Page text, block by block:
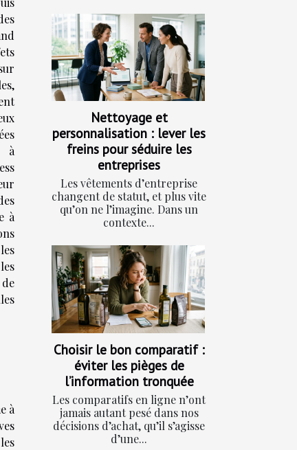
à
à
à
Nettoyage et
personnalisation : lever les
freins pour séduire les
entreprises
Les vêtements d’entreprise
changent de statut, et plus vite
qu’on ne l’imagine. Dans un
contexte...
Choisir le bon comparatif :
éviter les pièges de
l’information tronquée
Les comparatifs en ligne n’ont
jamais autant pesé dans nos
décisions d’achat, qu’il s’agisse
d’une...